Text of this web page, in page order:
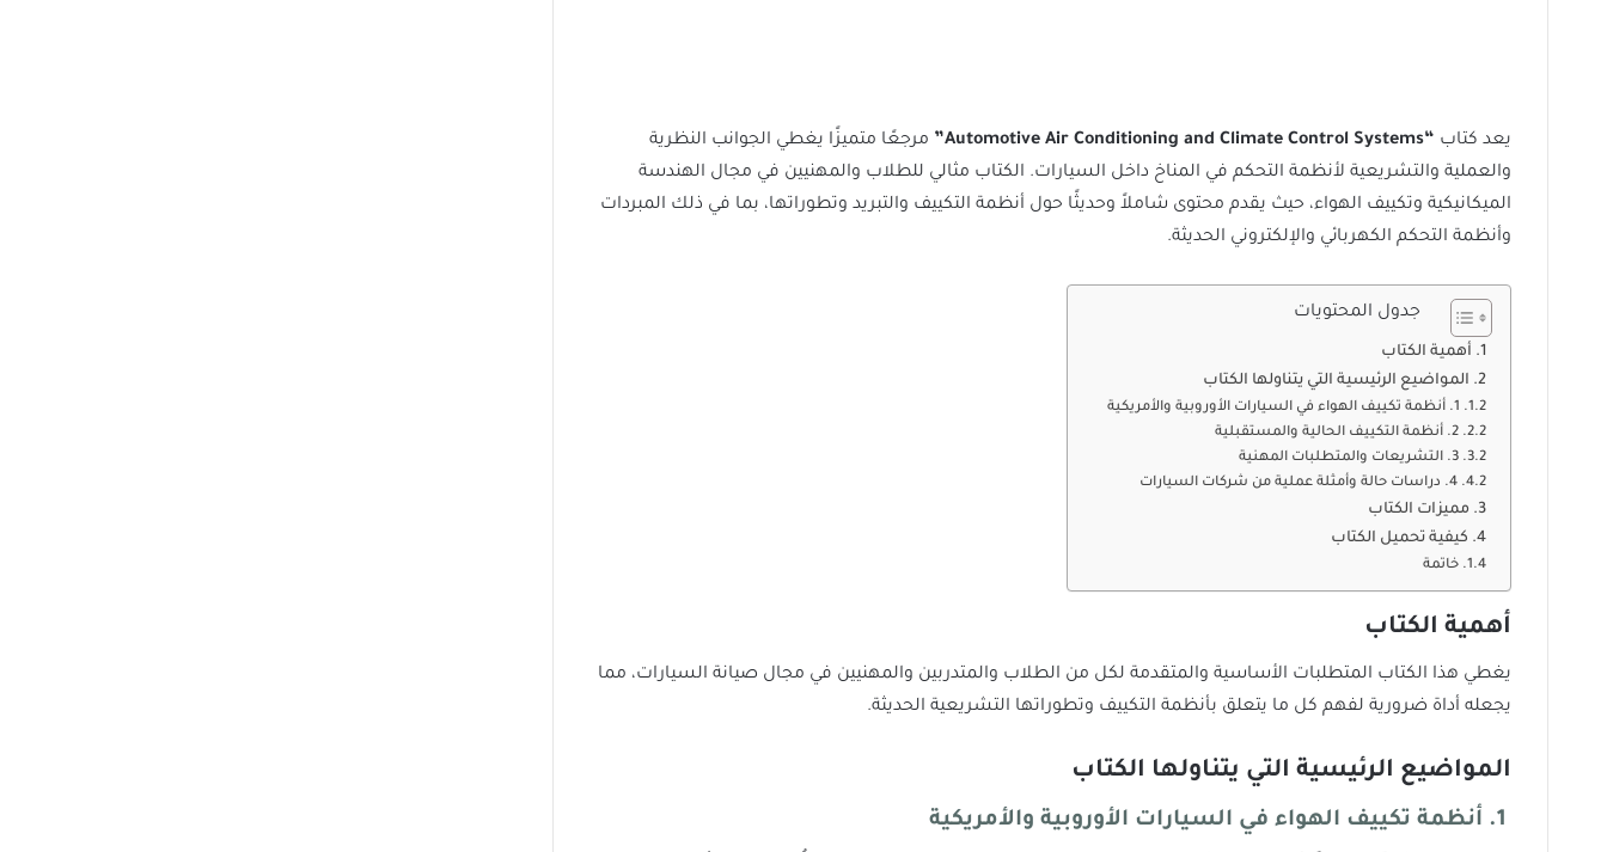
يعد كتاب “Automotive Air Conditioning and Climate Control Systems”
مرجعًا متميزًا يغطي الجوانب النظرية
والعملية والتشريعية لأنظمة التحكم في المناخ داخل السيارات. الكتاب مثالي للطلاب والمهنيين في مجال الهندسة
الميكانيكية وتكييف الهواء، حيث يقدم محتوى شاملاً وحديثًا حول أنظمة التكييف والتبريد وتطوراتها، بما في ذلك المبردات
وأنظمة التحكم الكهربائي والإلكتروني الحديثة.
جدول المحتويات
أهمية الكتاب
المواضيع الرئيسية التي يتناولها الكتاب
1. أنظمة تكييف الهواء في السيارات الأوروبية والأمريكية
2. أنظمة التكييف الحالية والمستقبلية
3. التشريعات والمتطلبات المهنية
4. دراسات حالة وأمثلة عملية من شركات السيارات
مميزات الكتاب
كيفية تحميل الكتاب
خاتمة
أهمية الكتاب
يغطي هذا الكتاب المتطلبات الأساسية والمتقدمة لكل من الطلاب والمتدربين والمهنيين في مجال صيانة السيارات، مما
يجعله أداة ضرورية لفهم كل ما يتعلق بأنظمة التكييف وتطوراتها التشريعية الحديثة.
المواضيع الرئيسية التي يتناولها الكتاب
1. أنظمة تكييف الهواء في السيارات الأوروبية والأمريكية